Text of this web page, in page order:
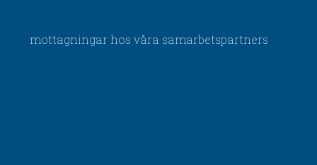
mottagningar hos våra samarbetspartners